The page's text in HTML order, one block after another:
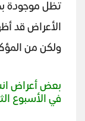
تظل موجودة
الأعراض قد
ولكن من
بعض أعراض
في الأسبوع